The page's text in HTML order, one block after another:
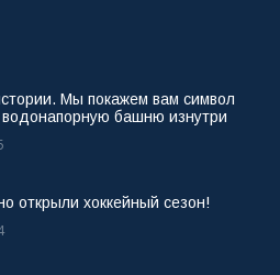
Мы покажем вам символ
башню изнутри
открыли хоккейный сезон!